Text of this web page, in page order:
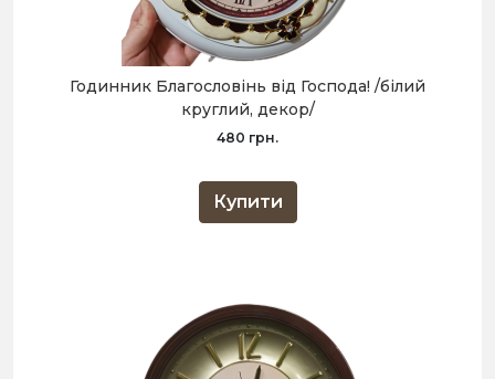
Годинник Благословінь від Господа! /білий
круглий, декор/
480 грн.
Купити